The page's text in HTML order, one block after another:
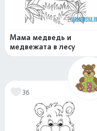
Мама медведь и
медвежата в лесу
36